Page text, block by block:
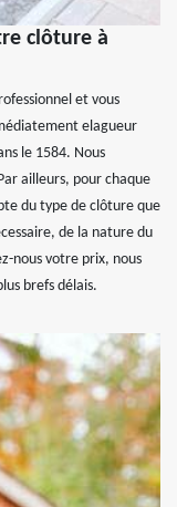
clôture à
et vous
elagueur
le 1584. Nous
ailleurs, pour chaque
du type de clôture que
de la nature du
nous votre prix, nous
brefs délais.